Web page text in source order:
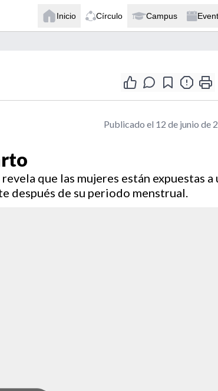
Inicio Círculo Campus
Publicado el 12 de junio de
que las mujeres están expuestas a
después de su periodo menstrual.